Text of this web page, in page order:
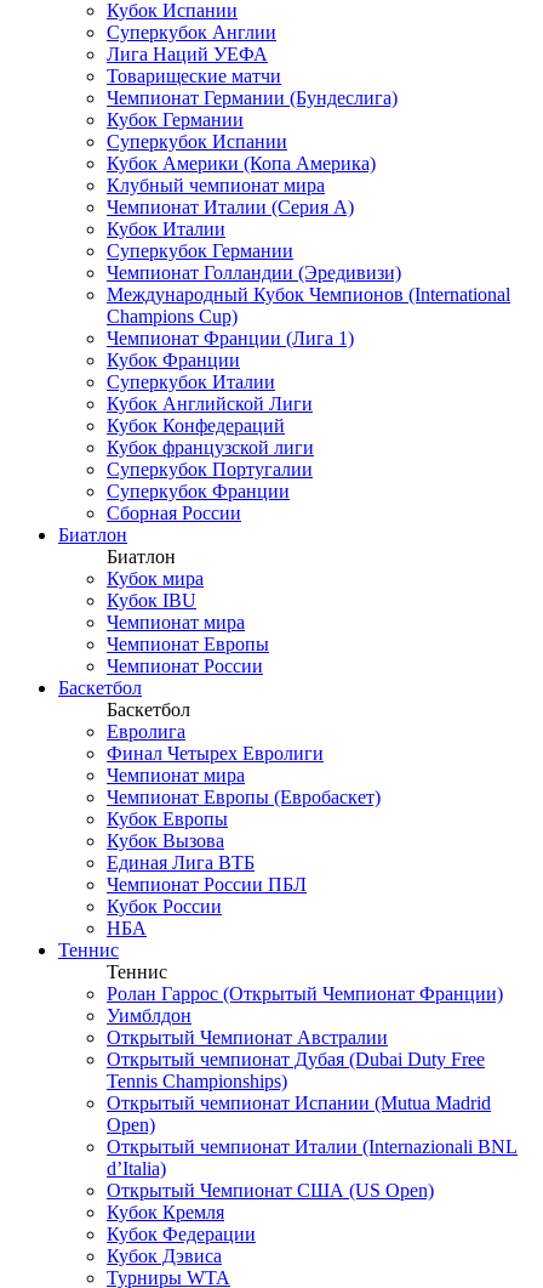
Кубок Испании
Суперкубок Англии
Лига Наций УЕФА
Товарищеские матчи
Чемпионат Германии (Бундеслига)
Кубок Германии
Суперкубок Испании
Кубок Америки (Копа Америка)
Клубный чемпионат мира
Чемпионат Италии (Серия А)
Кубок Италии
Суперкубок Германии
Чемпионат Голландии (Эредивизи)
Международный Кубок Чемпионов (International
Champions Cup)
Чемпионат Франции (Лига 1)
Кубок Франции
Суперкубок Италии
Кубок Английской Лиги
Кубок Конфедераций
Кубок французской лиги
Суперкубок Португалии
Суперкубок Франции
Сборная России
Биатлон
Биатлон
Кубок мира
Кубок IBU
Чемпионат мира
Чемпионат Европы
Чемпионат России
Баскетбол
Баскетбол
Евролига
Финал Четырех Евролиги
Чемпионат мира
Чемпионат Европы (Евробаскет)
Кубок Европы
Кубок Вызова
Единая Лига ВТБ
Чемпионат России ПБЛ
Кубок России
НБА
Теннис
Теннис
Ролан Гаррос (Открытый Чемпионат Франции)
Уимблдон
Открытый Чемпионат Австралии
Открытый чемпионат Дубая (Dubai Duty Free
Tennis Championships)
Открытый чемпионат Испании (Mutua Madrid
Open)
Открытый чемпионат Италии (Internazionali BNL
d’Italia)
Открытый Чемпионат США (US Open)
Кубок Кремля
Кубок Федерации
Кубок Дэвиса
Турниры WTA